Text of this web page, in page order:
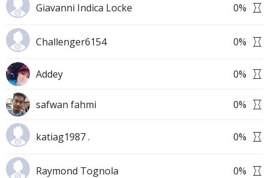
Giavanni Indica Locke 0%
Challenger6154 0%
Addey 0%
safwan fahmi 0%
katiag1987 . 0%
Raymond Tognola 0%